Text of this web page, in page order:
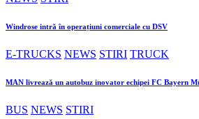
Windrose intră în operațiuni comerciale cu DSV
E-TRUCKS NEWS STIRI TRUCK
MAN livrează un autobuz inovator echipei FC Bayern
BUS NEWS STIRI